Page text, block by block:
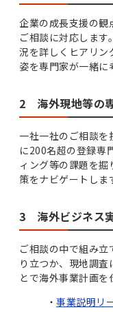
企業の成長支援の観
ご相談に対応しま
況を詳しくヒアリン
姿を専門家が一緒に
2 海外現地等の
一社一社のご相談
に200名超の登録専
ィング等の課題を
策をナビゲートしま
3 海外ビジネス
ご相談の中で組み
り立つか、現地調
とで海外事業計画を
事業説明リ